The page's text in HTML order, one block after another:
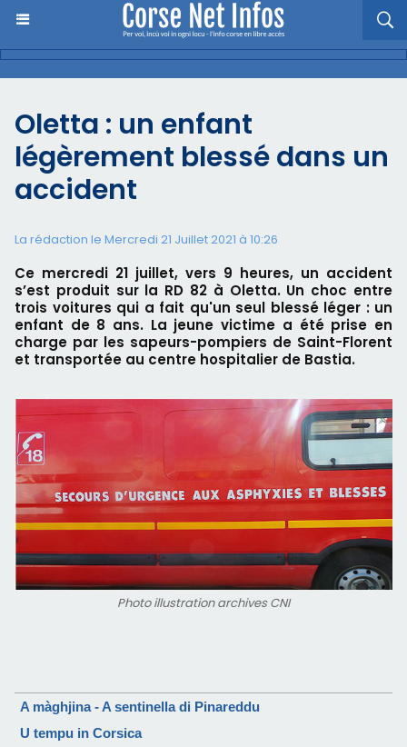
Oletta : un enfant
légèrement blessé dans un
accident
La rédaction le Mercredi 21 Juillet 2021 à 10:26
Ce mercredi 21 juillet, vers 9 heures, un accident
s’est produit sur la RD 82 à Oletta. Un choc entre
trois voitures qui a fait qu'un seul blessé léger : un
enfant de 8 ans. La jeune victime a été prise en
charge par les sapeurs-pompiers de Saint-Florent
et transportée au centre hospitalier de Bastia.
Photo illustration archives CNI
A màghjina - A sentinella di Pinareddu
U tempu in Corsica